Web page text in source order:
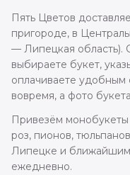
Пять Цветов
пригороде, в
— Липецкая область).
выбираете букет,
оплачиваете удобным
вовремя, а фото
Привезём
роз, пионов,
Липецке и ближайшим
ежедневно.